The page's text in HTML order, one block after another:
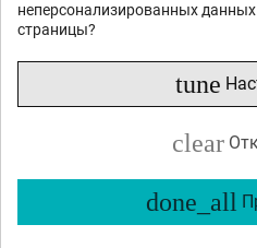
неперсонализированных
страницы?
tune
clear
done_all